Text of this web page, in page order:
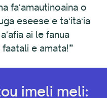
faʻamautinoaina o
eseese e taʻitaʻia
ai le fanua
e amata!”
imeli meli: